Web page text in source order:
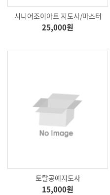
시니어조이아트 지도사/마스터
25,000원
토탈공예지도사
15,000원